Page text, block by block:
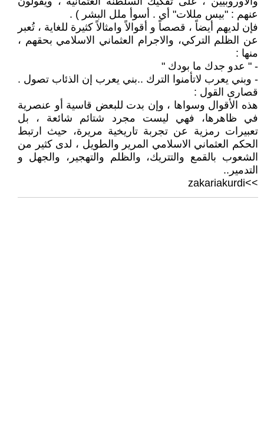
عنهم : "بيس مللات" أي . أسوأ ملل البشر ) .
فإن لديهم أيضاً ، قصصاً و أقوالاً وامثالاً كثيرة للغاية ، تُعبر
عن الظلم التركي، والاجرام العثماني الاسلامي بحقهم ،
منها :
- " عدو جدك ما بودك "
- وبني يعرب لاتأمنوا الترك ..بني يعرب إن الذئاب تصول .
قصارى القول :
هذه الأقوال وسواها ، وإن بدت للبعض قاسية أو عنصرية
في ظاهرها، فهي ليست مجرد شتائم شائعة ، بل
تعبيرات رمزية عن تجربة تاريخية مريرة، حيث ارتبط
الحكم العثماني الاسلامي المرير والطويل ، لدى كثير من
الشعوب بالقمع والتتريك، والظلم والتهجير، والجهل و
التدمير..
>>zakariakurdi